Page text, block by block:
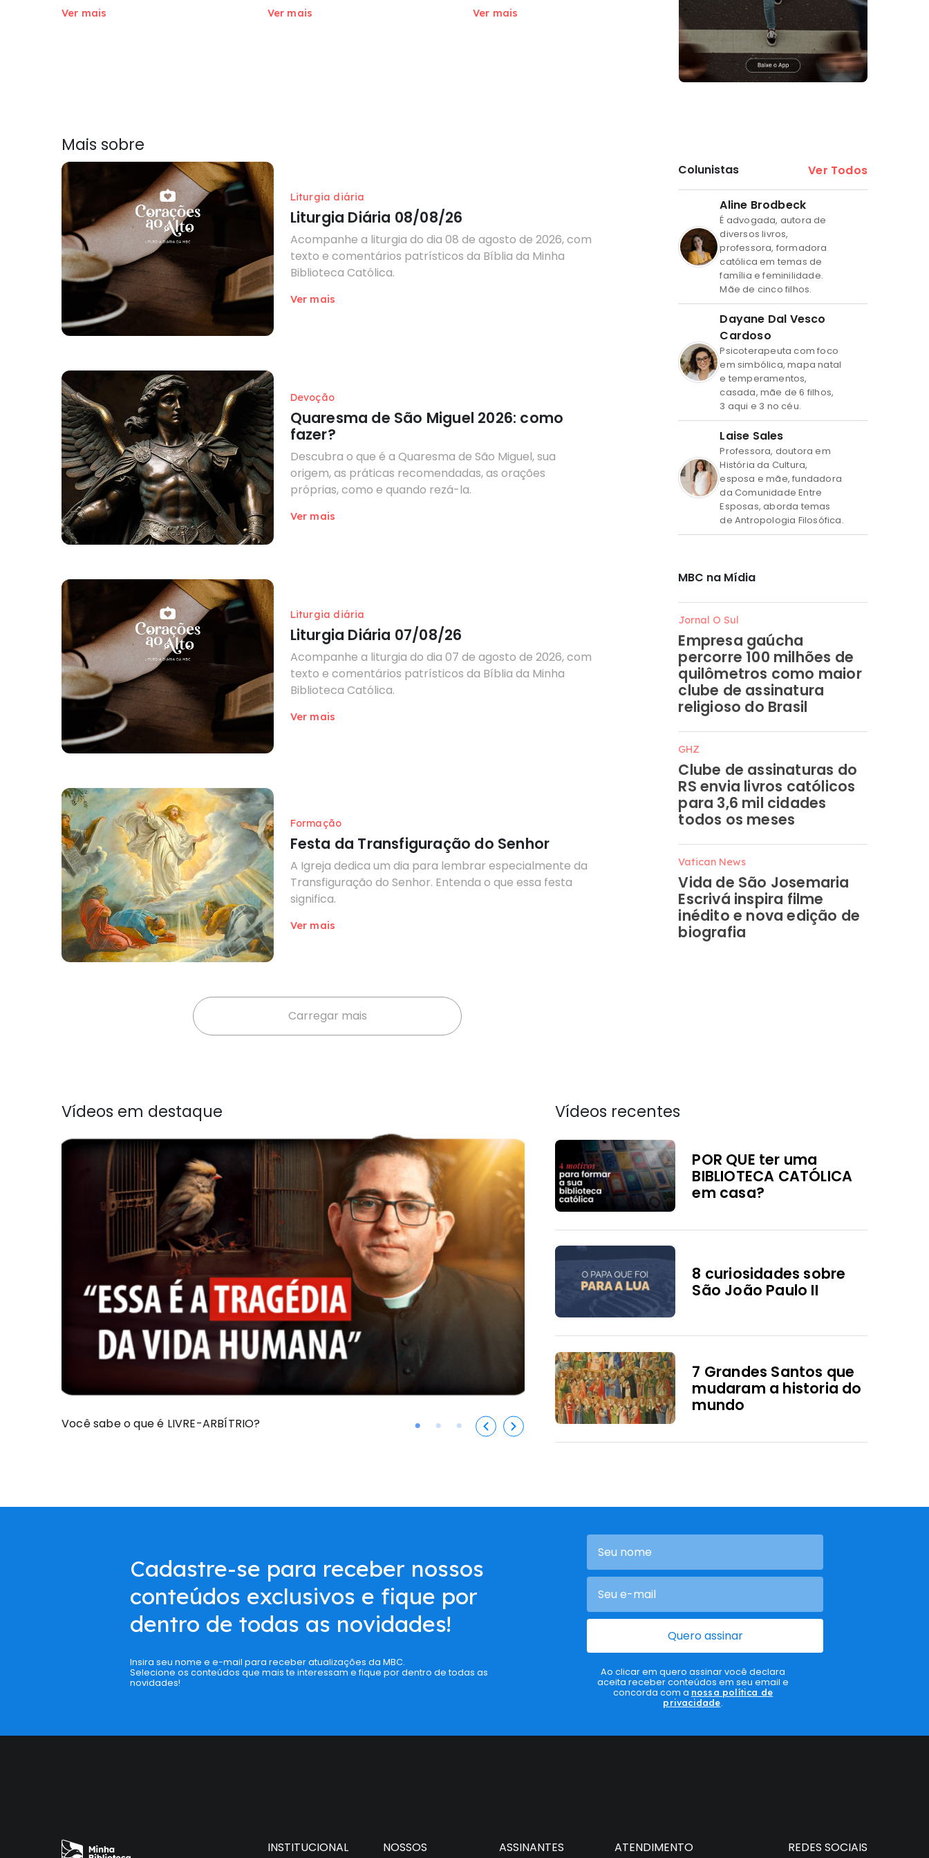
Ver mais Ver mais Ver mais
Mais sobre
Liturgia diária
Liturgia Diária 08/08/26
Acompanhe a liturgia do dia 08 de agosto de 2026, com
texto e comentários patrísticos da Bíblia da Minha
Biblioteca Católica.
Ver mais
Devoção
Quaresma de São Miguel 2026: como
fazer?
Descubra o que é a Quaresma de São Miguel, sua
origem, as práticas recomendadas, as orações
próprias, como e quando rezá-la.
Ver mais
Liturgia diária
Liturgia Diária 07/08/26
Acompanhe a liturgia do dia 07 de agosto de 2026, com
texto e comentários patrísticos da Bíblia da Minha
Biblioteca Católica.
Ver mais
Formação
Festa da Transfiguração do Senhor
A Igreja dedica um dia para lembrar especialmente da
Transfiguração do Senhor. Entenda o que essa festa
significa.
Ver mais
Carregar mais
Colunistas Ver Todos
Aline Brodbeck
É advogada, autora de
diversos livros,
professora, formadora
católica em temas de
família e feminilidade.
Mãe de cinco filhos.
Dayane Dal Vesco
Cardoso
Psicoterapeuta com foco
em simbólica, mapa natal
e temperamentos,
casada, mãe de 6 filhos,
3 aqui e 3 no céu.
Laise Sales
Professora, doutora em
História da Cultura,
esposa e mãe, fundadora
da Comunidade Entre
Esposas, aborda temas
de Antropologia Filosófica.
MBC na Mídia
Jornal O Sul
Empresa gaúcha
percorre 100 milhões de
quilômetros como maior
clube de assinatura
religioso do Brasil
GHZ
Clube de assinaturas do
RS envia livros católicos
para 3,6 mil cidades
todos os meses
Vatican News
Vida de São Josemaria
Escrivá inspira filme
inédito e nova edição de
biografia
Vídeos em destaque
Você sabe o que é LIVRE-ARBÍTRIO? Como viver bem a Semana Santa?
Vídeos recentes
POR QUE ter uma
BIBLIOTECA CATÓLICA
em casa?
8 curiosidades sobre
São João Paulo II
7 Grandes Santos que
mudaram a historia do
mundo
Cadastre-se para receber nossos
conteúdos exclusivos e fique por
dentro de todas as novidades!
Insira seu nome e e-mail para receber atualizações da MBC.
Selecione os conteúdos que mais te interessam e fique por dentro de todas as
novidades!
Quero assinar
Ao clicar em quero assinar você declara
aceita receber conteúdos em seu email e
concorda com a nossa política de
privacidade.
INSTITUCIONAL
NOSSOS
ASSINANTES ATENDIMENTO REDES SOCIAIS